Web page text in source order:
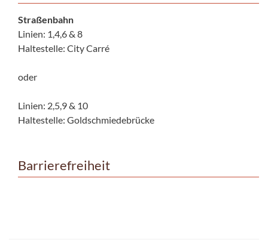
Straßenbahn
Linien: 1,4,6 & 8
Haltestelle: City Carré
oder
Linien: 2,5,9 & 10
Haltestelle: Goldschmiedebrücke
Barrierefreiheit